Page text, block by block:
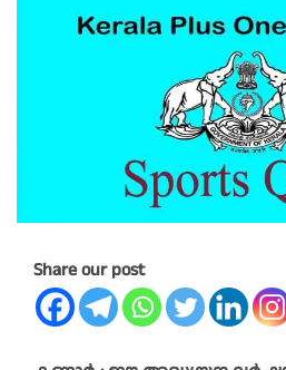
Share our post